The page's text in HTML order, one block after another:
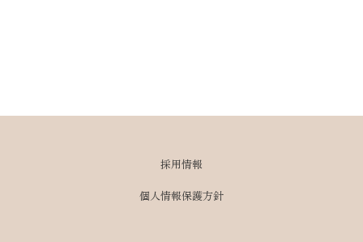
採用情報
個人情報保護方針